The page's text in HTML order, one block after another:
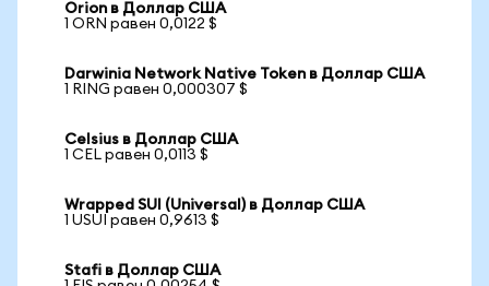
Orion в Доллар США
1 ORN равен 0,0122 $
Darwinia Network Native Token в Доллар США
1 RING равен 0,000307 $
Celsius в Доллар США
1 CEL равен 0,0113 $
Wrapped SUI (Universal) в Доллар США
1 USUI равен 0,9613 $
Stafi в Доллар США